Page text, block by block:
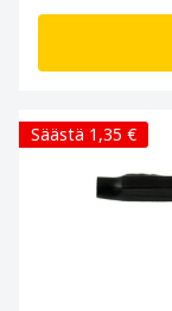
Säästä 1,35 €